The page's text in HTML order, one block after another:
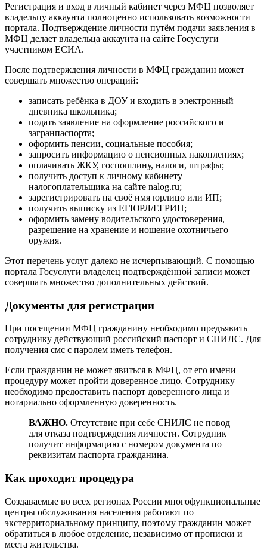
Регистрация и вход в личный кабинет через МФЦ позволяет
владельцу аккаунта полноценно использовать возможности
портала. Подтверждение личности путём подачи заявления в
МФЦ делает владельца аккаунта на сайте Госуслуги
участником ЕСИА.
После подтверждения личности в МФЦ гражданин может
совершать множество операций:
записать ребёнка в ДОУ и входить в электронный
дневника школьника;
подать заявление на оформление российского и
загранпаспорта;
оформить пенсии, социальные пособия;
запросить информацию о пенсионных накоплениях;
оплачивать ЖКУ, госпошлину, налоги, штрафы;
получить доступ к личному кабинету
налогоплательщика на сайте nalog.ru;
зарегистрировать на своё имя юрлицо или ИП;
получить выписку из ЕГЮРЛ/ЕГРИП;
оформить замену водительского удостоверения,
разрешение на хранение и ношение охотничьего
оружия.
Этот перечень услуг далеко не исчерпывающий. С помощью
портала Госуслуги владелец подтверждённой записи может
совершать множество дополнительных действий.
Документы для регистрации
При посещении МФЦ гражданину необходимо предъявить
сотруднику действующий российский паспорт и СНИЛС. Для
получения смс с паролем иметь телефон.
Если гражданин не может явиться в МФЦ, от его имени
процедуру может пройти доверенное лицо. Сотруднику
необходимо предоставить паспорт доверенного лица и
нотариально оформленную доверенность.
ВАЖНО. Отсутствие при себе СНИЛС не повод
для отказа подтверждения личности. Сотрудник
получит информацию с номером документа по
реквизитам паспорта гражданина.
Как проходит процедура
Создаваемые во всех регионах России многофункциональные
центры обслуживания населения работают по
экстерриториальному принципу, поэтому гражданин может
обратиться в любое отделение, независимо от прописки и
места жительства.